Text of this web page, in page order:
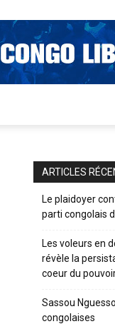
ARTICLES
Le plaidoyer
parti congolais
Les voleurs en
révèle la
coeur du
Sassou
congolaises